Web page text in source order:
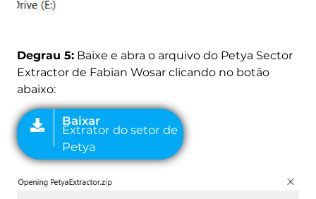
Degrau 5:Baixe e abra o arquivo do Petya Sector
Extractor de Fabian Wosar clicando no botão
abaixo: